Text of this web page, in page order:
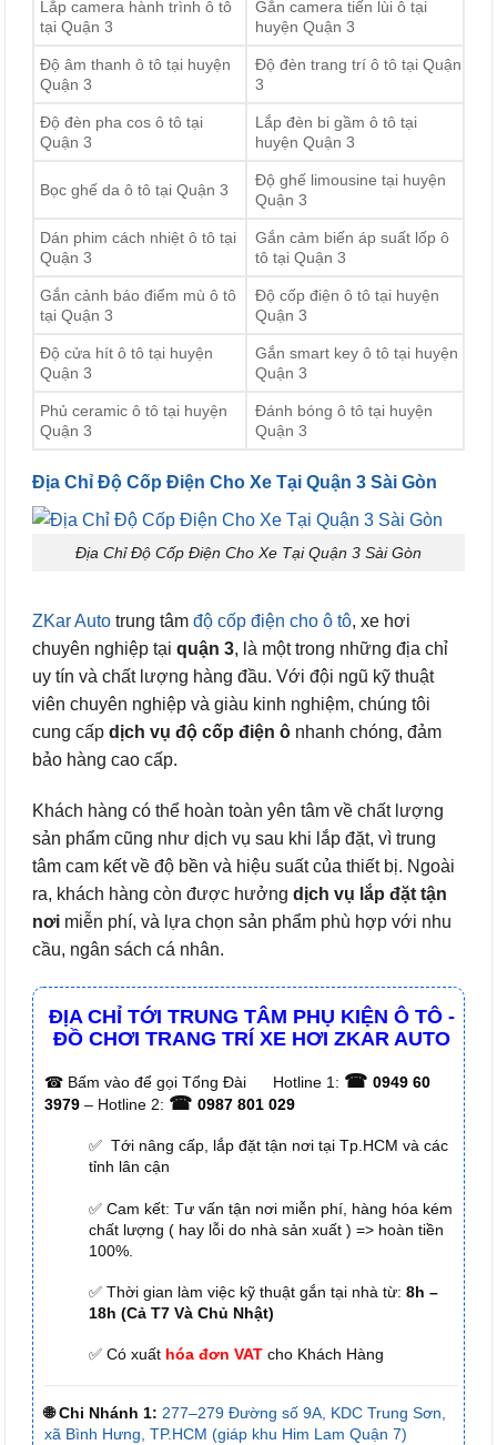
Lắp camera hành trình ô tô
tại Quận 3
Gắn camera tiến lùi ô tại
huyện Quận 3
Độ âm thanh ô tô tại huyện
Quận 3
Độ đèn trang trí ô tô tại Quận
3
Độ đèn pha cos ô tô tại
Quận 3
Lắp đèn bi gầm ô tô tại
huyện Quận 3
Bọc ghế da ô tô tại Quận 3
Độ ghế limousine tại huyện
Quận 3
Dán phim cách nhiệt ô tô tại
Quận 3
Gắn cảm biến áp suất lốp ô
tô tại Quận 3
Gắn cảnh báo điểm mù ô tô
tại Quận 3
Độ cốp điện ô tô tại huyện
Quận 3
Độ cửa hít ô tô tại huyện
Quận 3
Gắn smart key ô tô tại huyện
Quận 3
Phủ ceramic ô tô tại huyện
Quận 3
Đánh bóng ô tô tại huyện
Quận 3
Địa Chỉ Độ Cốp Điện Cho Xe Tại Quận 3 Sài Gòn
Địa Chỉ Độ Cốp Điện Cho Xe Tại Quận 3 Sài Gòn
ZKar Auto trung tâm độ cốp điện cho ô tô, xe hơi
chuyên nghiệp tại quận 3, là một trong những địa chỉ
uy tín và chất lượng hàng đầu. Với đội ngũ kỹ thuật
viên chuyên nghiệp và giàu kinh nghiệm, chúng tôi
cung cấp dịch vụ độ cốp điện ô nhanh chóng, đảm
bảo hàng cao cấp.
Khách hàng có thể hoàn toàn yên tâm về chất lượng
sản phẩm cũng như dịch vụ sau khi lắp đặt, vì trung
tâm cam kết về độ bền và hiệu suất của thiết bị. Ngoài
ra, khách hàng còn được hưởng dịch vụ lắp đặt tận
nơi miễn phí, và lựa chọn sản phẩm phù hợp với nhu
cầu, ngân sách cá nhân.
ĐỊA CHỈ TỚI TRUNG TÂM PHỤ KIỆN Ô TÔ -
ĐỒ CHƠI TRANG TRÍ XE HƠI ZKAR AUTO
☎ Bấm vào để gọi Tổng Đài Hotline 1: ☎ 0949 60
3979 – Hotline 2: ☎ 0987 801 029
✅ Tới nâng cấp, lắp đặt tận nơi tại Tp.HCM và các
tỉnh lân cận
✅ Cam kết: Tư vấn tận nơi miễn phí, hàng hóa kém
chất lượng ( hay lỗi do nhà sản xuất ) => hoàn tiền
100%.
✅ Thời gian làm việc kỹ thuật gắn tại nhà từ: 8h –
18h (Cả T7 Và Chủ Nhật)
✅ Có xuất hóa đơn VAT cho Khách Hàng
🌐 Chi Nhánh 1: 277–279 Đường số 9A, KDC Trung Sơn,
xã Bình Hưng, TP.HCM (giáp khu Him Lam Quận 7)